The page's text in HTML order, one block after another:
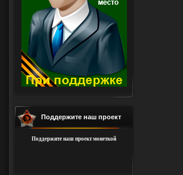
Поддержите наш проект
Поддержите наш проект монеткой